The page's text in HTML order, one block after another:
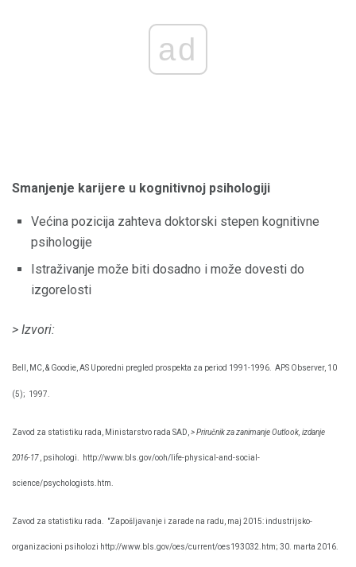
ad
Smanjenje karijere u kognitivnoj psihologiji
Većina pozicija zahteva doktorski stepen kognitivne
psihologije
Istraživanje može biti dosadno i može dovesti do
izgorelosti
> Izvori:
Bell, MC, & Goodie, AS Uporedni pregled prospekta za period 1991-1996. APS Observer, 10
(5); 1997.
Zavod za statistiku rada, Ministarstvo rada SAD, > Priručnik za zanimanje Outlook, izdanje
2016-17, psihologi. http://www.bls.gov/ooh/life-physical-and-social-
science/psychologists.htm.
Zavod za statistiku rada. "Zapošljavanje i zarade na radu, maj 2015: industrijsko-
organizacioni psiholozi http://www.bls.gov/oes/current/oes193032.htm; 30. marta 2016.